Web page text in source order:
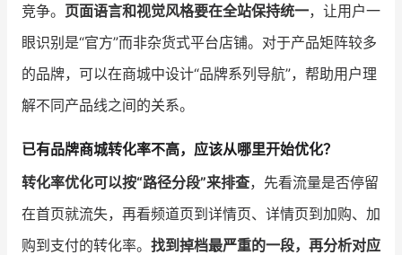
竞争。 页面语言和视觉风格要在全站保持统一，让用户一
眼识别是“官方”而非杂货式平台店铺。对于产品矩阵较多
的品牌，可以在商城中设计“品牌系列导航”，帮助用户理
解不同产品线之间的关系。
已有品牌商城转化率不高，应该从哪里开始优化？
转化率优化可以按“路径分段”来排查，先看流量是否停留
在首页就流失，再看频道页到详情页、详情页到加购、加
购到支付的转化率。 找到掉档最严重的一段，再分析对应